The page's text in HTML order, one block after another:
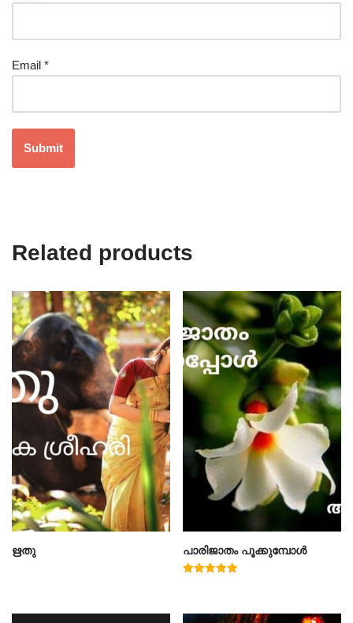
Email *
Related products
ഋതു പാരിജാതം പൂക്കുമ്പോൾ